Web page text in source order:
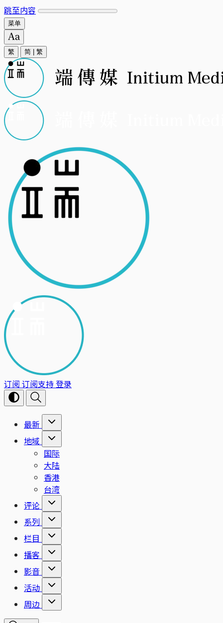
跳至内容
菜单
繁 简 繁
订阅 订阅支持登录
最新
地域
国际
大陆
香港
台湾
评论
系列
栏目
播客
影音
活动
周边